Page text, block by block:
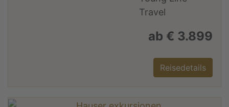
ab € 3.899
Reisedetails